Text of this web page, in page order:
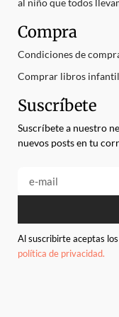
Compra
Condiciones de
Comprar libros
Suscríbete
Suscríbete a nuestro
nuevos posts en tu
Al suscribirte aceptas
política de privacidad.